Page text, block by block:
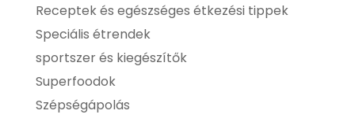
Receptek és egészséges étkezési tippek
Speciális étrendek
sportszer és kiegészítők
Superfoodok
Szépségápolás